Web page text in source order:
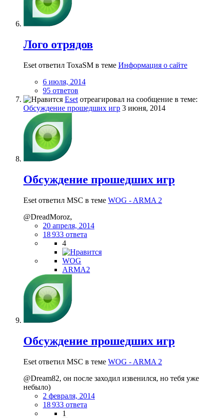
Лого отрядов
Eset ответил ToxaSM в теме Информация о сайте
6 июля, 2014
95 ответов
Eset отреагировал на сообщение в теме:
Обсуждение прошедших игр 3 июня, 2014
Обсуждение прошедших игр
Eset ответил MSC в теме WOG - ARMA 2
@DreadMoroz,
20 апреля, 2014
18 933 ответа
4
WOG
ARMA2
Обсуждение прошедших игр
Eset ответил MSC в теме WOG - ARMA 2
@Dream82, он после заходил извенился, но тебя уже
небыло)
2 февраля, 2014
18 933 ответа
1